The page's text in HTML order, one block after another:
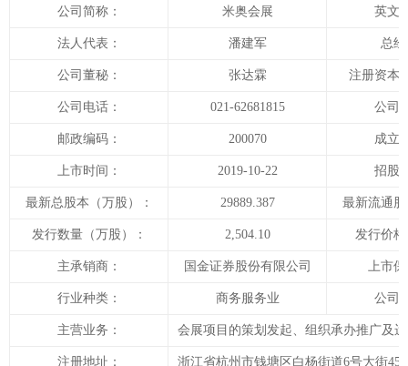
公司简称： 米奥会展 英文
法人代表： 潘建军 总
公司董秘： 张达霖 注册资本
公司电话： 021-62681815 公司
邮政编码： 200070 成立
上市时间： 2019-10-22 招股
最新总股本（万股）： 29889.387 最新流通
发行数量（万股）： 2,504.10 发行价
主承销商： 国金证券股份有限公司 上市
行业种类： 商务服务业 公司
主营业务： 会展项目的策划发起、组织承办推广及
注册地址： 浙江省杭州市钱塘区白杨街道6号大街